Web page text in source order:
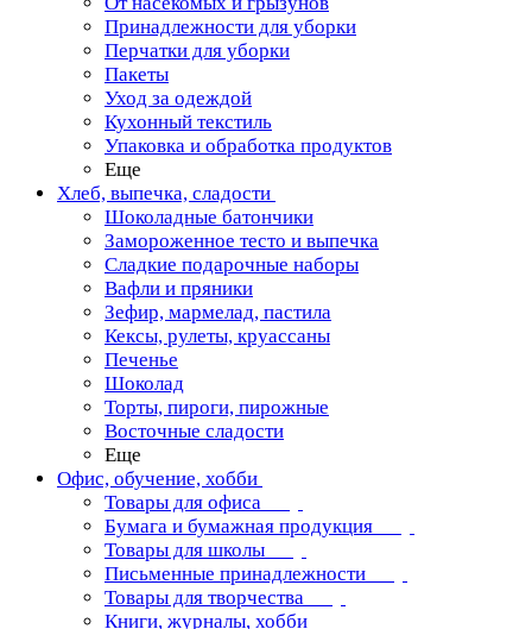
Принадлежности для уборки
Перчатки для уборки
Пакеты
Уход за одеждой
Кухонный текстиль
Упаковка и обработка продуктов
Еще
Хлеб, выпечка, сладости
Шоколадные батончики
Замороженное тесто и выпечка
Сладкие подарочные наборы
Вафли и пряники
Зефир, мармелад, пастила
Кексы, рулеты, круассаны
Печенье
Шоколад
Торты, пироги, пирожные
Восточные сладости
Еще
Офис, обучение, хобби
Товары для офиса
Бумага и бумажная продукция
Товары для школы
Письменные принадлежности
Товары для творчества
Книги, журналы, хобби